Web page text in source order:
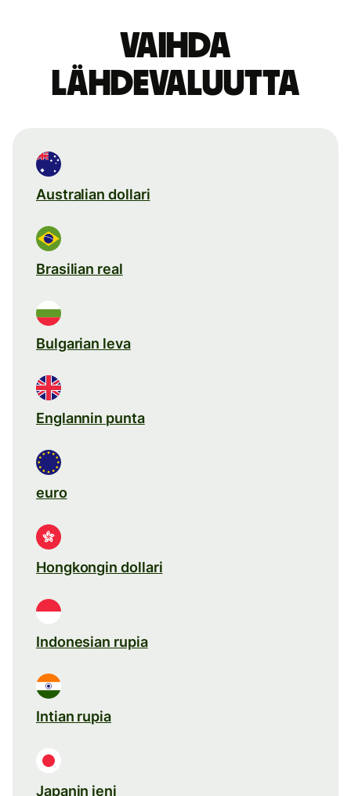
Vaihda
lähdevaluutta
Australian dollari
Brasilian real
Bulgarian leva
Englannin punta
euro
Hongkongin dollari
Indonesian rupia
Intian rupia
Japanin jeni